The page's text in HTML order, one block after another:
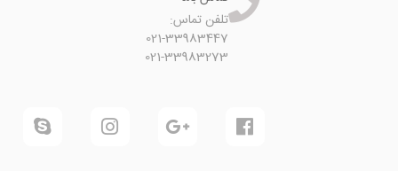
تلفن تماس:
021-33983447
021-33983273